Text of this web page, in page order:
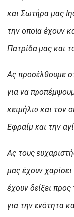
και Σωτήρα μας
την οποία έχουν
Πατρίδα μας και
Ας προσέλθουμε
για να
κειμήλιο και τον
Εφραίμ και την
Ας τους
μας έχουν
έχουν δείξει
για την ενότητα